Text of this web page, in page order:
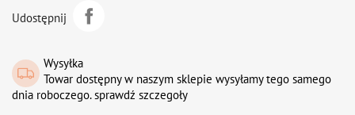
Udostępnij
Wysyłka
Towar dostępny w naszym sklepie wysyłamy tego samego
dnia roboczego. sprawdź szczegoły